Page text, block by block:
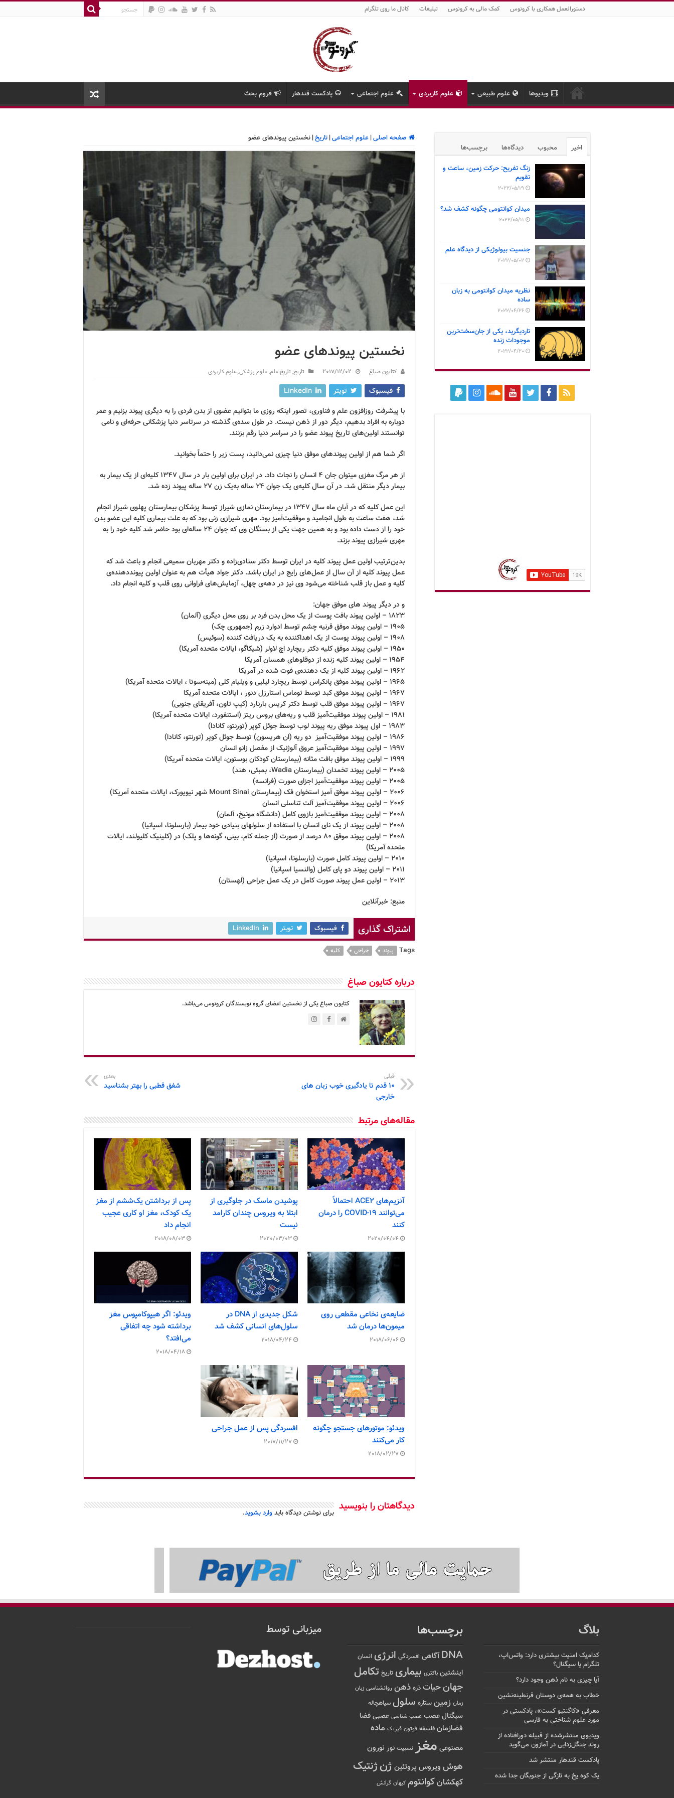
دستورالعمل همکاری با کرونوس کمک مالی به کرونوس تبلیغات کانال ما روی تلگرام
ویدیوها علوم طبیعی علوم کاربردی علوم اجتماعی پادکست قندهار فروم بحث
صفحه اصلی| علوم اجتماعی| تاریخ| نخستین پیوندهای عضو
نخستین پیوندهای عضو
کتایون صباغ 2017/12/02 تاریخ, تاریخ علم,علوم پزشکی,علوم کاربردی
فیسبوک تویتر
LinkedIn
با پیشرفت روزافزون علم و فناوری، تصور اینکه روزی ما بتوانیم عضوی از بدن فردی را به دیگری پیوند بزنیم و عمر
دوباره به افراد بدهیم، دیگر دور از ذهن نیست. در طول سده‌ی گذشته در سرتاسر دنیا پزشکانی حرفه‌ای و نامی
توانستند اولین‌های تاریخ پیوند عضو را در سراسر دنیا رقم بزنند.
اگر شما هم از اولین پیوندهای موفق دنیا چیزی نمی‌دانید، پست زیر را حتماً بخوانید.
از هر مرگ مغزی میتوان جان 4 انسان را نجات داد. در ایران برای اولین بار در سال ۱۳۴۷ کلیه‌ای از یک بیمار به
بیمار دیگر منتقل شد. در آن سال کلیه‌ی یک جوان 24 ساله به‌یک زن 27 ساله پیوند زده شد.
این عمل کلیه که در آبان ماه سال ۱۳۴۷ در بیمارستان نمازی شیراز توسط پزشکان بیمارستان پهلوی شیراز انجام
شد، هفت ساعت به طول انجامید و موفقیت‌آمیز بود. مهری شیرازی زنی بود که به علت بیماری کلیه این عضو بدن
خود را از دست داده بود و به همین جهت یکی از بستگان وی که جوان 24 ساله‌ای بود حاضر شد کلیه خود را به
مهری شیرازی پیوند بزند.
بدین‌ترتیب اولین عمل پیوند کلیه در ایران توسط دکتر سنادی‌زاده و دکتر مهربان سمیعی انجام و باعث شد که
عمل پیوند کلیه از آن سال از عمل‌های رایج در ایران باشد. دکتر جواد هیأت هم به عنوان اولین پیونددهنده‌ی
کلیه و عمل باز قلب شناخته می‌شود وی نیز در دهه‌ی چهل، آزمایش‌های فراوانی روی قلب و کلیه انجام داد.
و در دیگر پیوند های موفق جهان:
1823 – اولین پیوند بافت پوست از یک محل بدن فرد بر روی محل دیگری (آلمان)
1905 – اولین پیوند موفق قرنیه چشم توسط ادوارد زرم (جمهوری چک)
1908 – اولین پیوند پوست از یک اهداکننده به یک دریافت کننده (سوئیس)
1950 – اولین پیوند موفق کلیه دکتر ریچارد اچ لاولر (شیکاگو، ایالات متحده آمریکا)
1954 – اولین پیوند کلیه زنده از دوقلوهای همسان آمریکا
1962 – اولین پیوند کلیه از یک دهنده‌ی فوت شده در آمریکا
1965 – اولین پیوند موفق پانکراس توسط ریچارد لیلیی و ویلیام کلی (مینه‌سوتا ، ایالات متحده آمریکا)
1967 – اولین پیوند موفق کبد توسط توماس استارزل دنور ، ایالات متحده آمریکا
1967 – اولین پیوند موفق قلب توسط دکتر کریس بارنارد (کیپ تاون، آفریقای جنوبی)
1981 – اولین پیوند موفقیت‌آمیز قلب و ریه‌های بروس ریتز (استنفورد، ایالات متحده آمریکا)
1983 – اول پیوند موفق ریه پیوند لوب توسط جوئل کوپر (تورنتو، کانادا)
1986 – اولین پیوند موفقیت‌آمیز دو ریه (ان هریسون) توسط جوئل کوپر (تورنتو، کانادا)
1997 – اولین پیوند موفقیت‌آمیز عروق آلوژنیک از مفصل زانو انسان
1999 – اولین پیوند موفق بافت مثانه (بیمارستان کودکان بوستون، ایالات متحده آمریکا)
2005 – اولین پیوند تخمدان (بیمارستان Wadia، بمبئی، هند)
2005 – اولین پیوند موفقیت‌آمیز اجزای صورت (فرانسه)
2006 – اولین پیوند موفق آمیز استخوان فک (بیمارستان Mount Sinai شهر نیویورک، ایالات متحده آمریکا)
2006 – اولین پیوند موفقیت‌آمیز آلت تناسلی انسان
2008 – اولین پیوند موفقیت‌آمیز بازوی کامل (دانشگاه مونیخ، آلمان)
2008 – اولین پیوند از یک نای انسان با استفاده از سلولهای بنیادی خود بیمار (بارسلونا، اسپانیا)
2008 – اولین پیوند موفق 80 درصد از صورت (از جمله کام، بینی، گونه‌ها و پلک) در (کلینیک کلیولند، ایالات
متحده آمریکا)
2010 – اولین پیوند کامل صورت (بارسلونا، اسپانیا)
2011 – اولین پیوند دو پای کامل (والنسیا اسپانیا)
2013 – اولین عمل پیوند صورت کامل در یک عمل جراحی (لهستان)
منبع: خبرآنلاین
اشتراک گذاری فیسبوک تویتر LinkedIn
Tags پیوند جراحی کلیه
درباره کتایون صباغ
کتایون صباغ یکی از نخستین اعضای گروه نویسندگان کرونوس می‌باشد.
قبلی
10 قدم تا یادگیری خوب زبان های
خارجی
بعدی
شفق قطبی را بهتر بشناسید
مقاله‌های مرتبط
آنزیم‌های ACE2 احتمالاً
می‌توانند COVID-19 را درمان
کنند
2020/04/04
پوشیدن ماسک در جلوگیری از
ابتلا به ویروس چندان کارامد
نیست
2020/03/03
پس از برداشتن یک‌ششم از مغز
یک کودک، مغز او کاری عجیب
انجام داد
2018/08/03
ضایعه‌ی نخاعی مقطعی روی
میمون‌ها درمان شد
2018/06/06
شکل جدیدی از DNA در
سلول‌های انسانی کشف شد
2018/04/24
ویدئو: اگر هیپوکامپوس مغز
برداشته شود چه اتفاقی
می‌افتد؟
2018/04/18
ویدئو: موتورهای جستجو چگونه
کار می‌کنند
2018/02/27
افسردگی پس از عمل جراحی
2017/11/27
دیدگاهتان را بنویسید برای نوشتن دیدگاه باید وارد بشوید.
اخیر محبوب دیدگاه‌ها برچسب‌ها
زنگ تفریح: حرکت زمین، ساعت و
تقویم
2022/05/19
میدان کوانتومی چگونه کشف شد؟
2022/05/11
جنسیت بیولوژیکی از دیدگاه علم
2022/05/02
نظریه میدان کوانتومی به زبان
ساده
2022/04/26
تاردیگرید، یکی از جان‌سخت‌ترین
موجودات زنده
2022/04/20
بلاگ
کدام‌یک امنیت بیشتری دارد: واتس‌اپ،
تلگرام یا سیگنال؟
آیا چیزی به نام ذهن وجود دارد؟
خطاب به همه‌ی دوستان قرنطینه‌نشین
معرفی «کاگنتیو کست»، پادکستی در
مورد علوم شناختی به فارسی
ویدیوی منتشرشده از قبیله دورافتاده‌ از
روند جنگل‌زدایی در آمازون می‌گوید
پادکست قندهار منتشر شد
یک کوه یخ به تازگی از جنوبگان جدا شده
برچسب‌ها
DNA آگاهی افسردگی انرژی انسان
اینشتین باکتری بیماری تاریخ تکامل
جهانحیات ذره ذهن روانشناسی زبان
زمان زمین ستاره سلول سیاهچاله
سیگنالعصب عصب شناسی عصبی فضا
فضازمان فلسفه فوتون فیزیک ماده
مصنوعی مغز نسبیت نور نورون
هوش ویروس پروتئین ژنژنتیک
کهکشانکوانتوم کیهان گرانش
میزبانی توسط